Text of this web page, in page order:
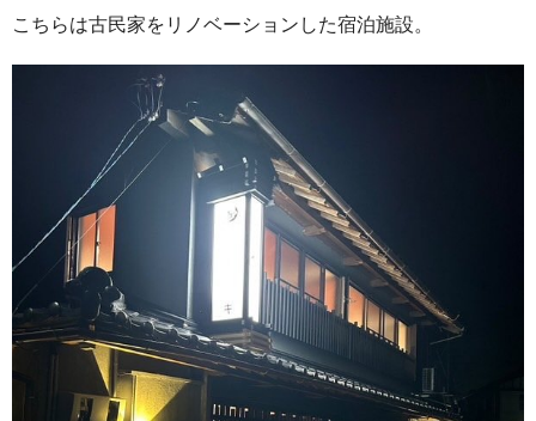
こちらは古民家をリノベーションした宿泊施設。